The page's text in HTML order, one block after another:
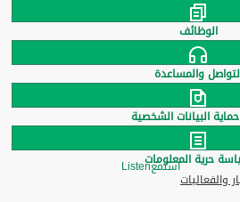
الوظائف
والمساعدة
البيانات الشخصية
حرية المعلومات
والفعاليات
استمعListen